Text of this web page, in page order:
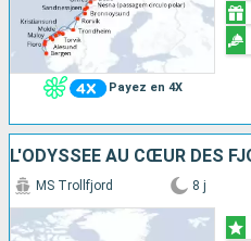
Payez en 4X
L'ODYSSÉE AU CŒUR DES
MS Trollfjord 8 j